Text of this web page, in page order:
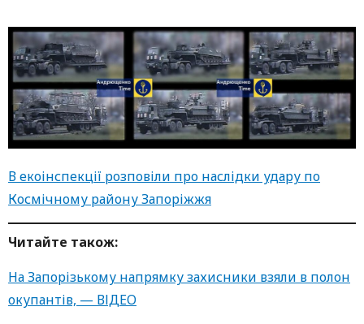
В екоінспекції розповіли про наслідки удару по
Космічному району Запоріжжя
Читайте також:
На Запорізькому напрямку захисники взяли в полон
окупантів, — ВІДЕО